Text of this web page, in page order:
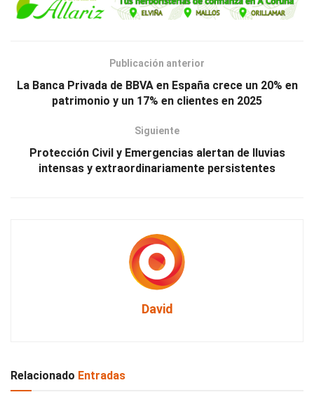
Publicación anterior
La Banca Privada de BBVA en España crece un 20% en
patrimonio y un 17% en clientes en 2025
Siguiente
Protección Civil y Emergencias alertan de lluvias
intensas y extraordinariamente persistentes
David
Relacionado Entradas